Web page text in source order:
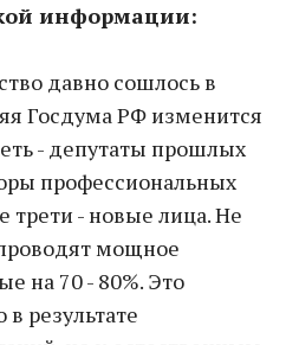
информации:
давно сошлось в
Госдума РФ изменится
- депутаты прошлых
профессиональных
трети - новые лица. Не
мощное
на 70 - 80%. Это
результате